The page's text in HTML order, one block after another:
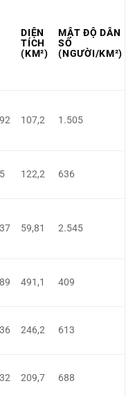
DIỆN
TÍCH
(KM²)
MẬT ĐỘ DÂN
SỐ
(NGƯỜI/KM²)
107,2 1.505
122,2 636
59,81 2.545
491,1 409
246,2 613
209,7 688